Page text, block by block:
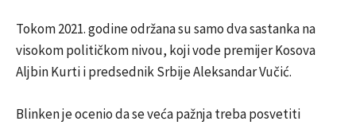
Tokom 2021. godine održana su samo dva sastanka na
visokom političkom nivou, koji vode premijer Kosova
Aljbin Kurti i predsednik Srbije Aleksandar Vučić.
Blinken je ocenio da se veća pažnja treba posvetiti